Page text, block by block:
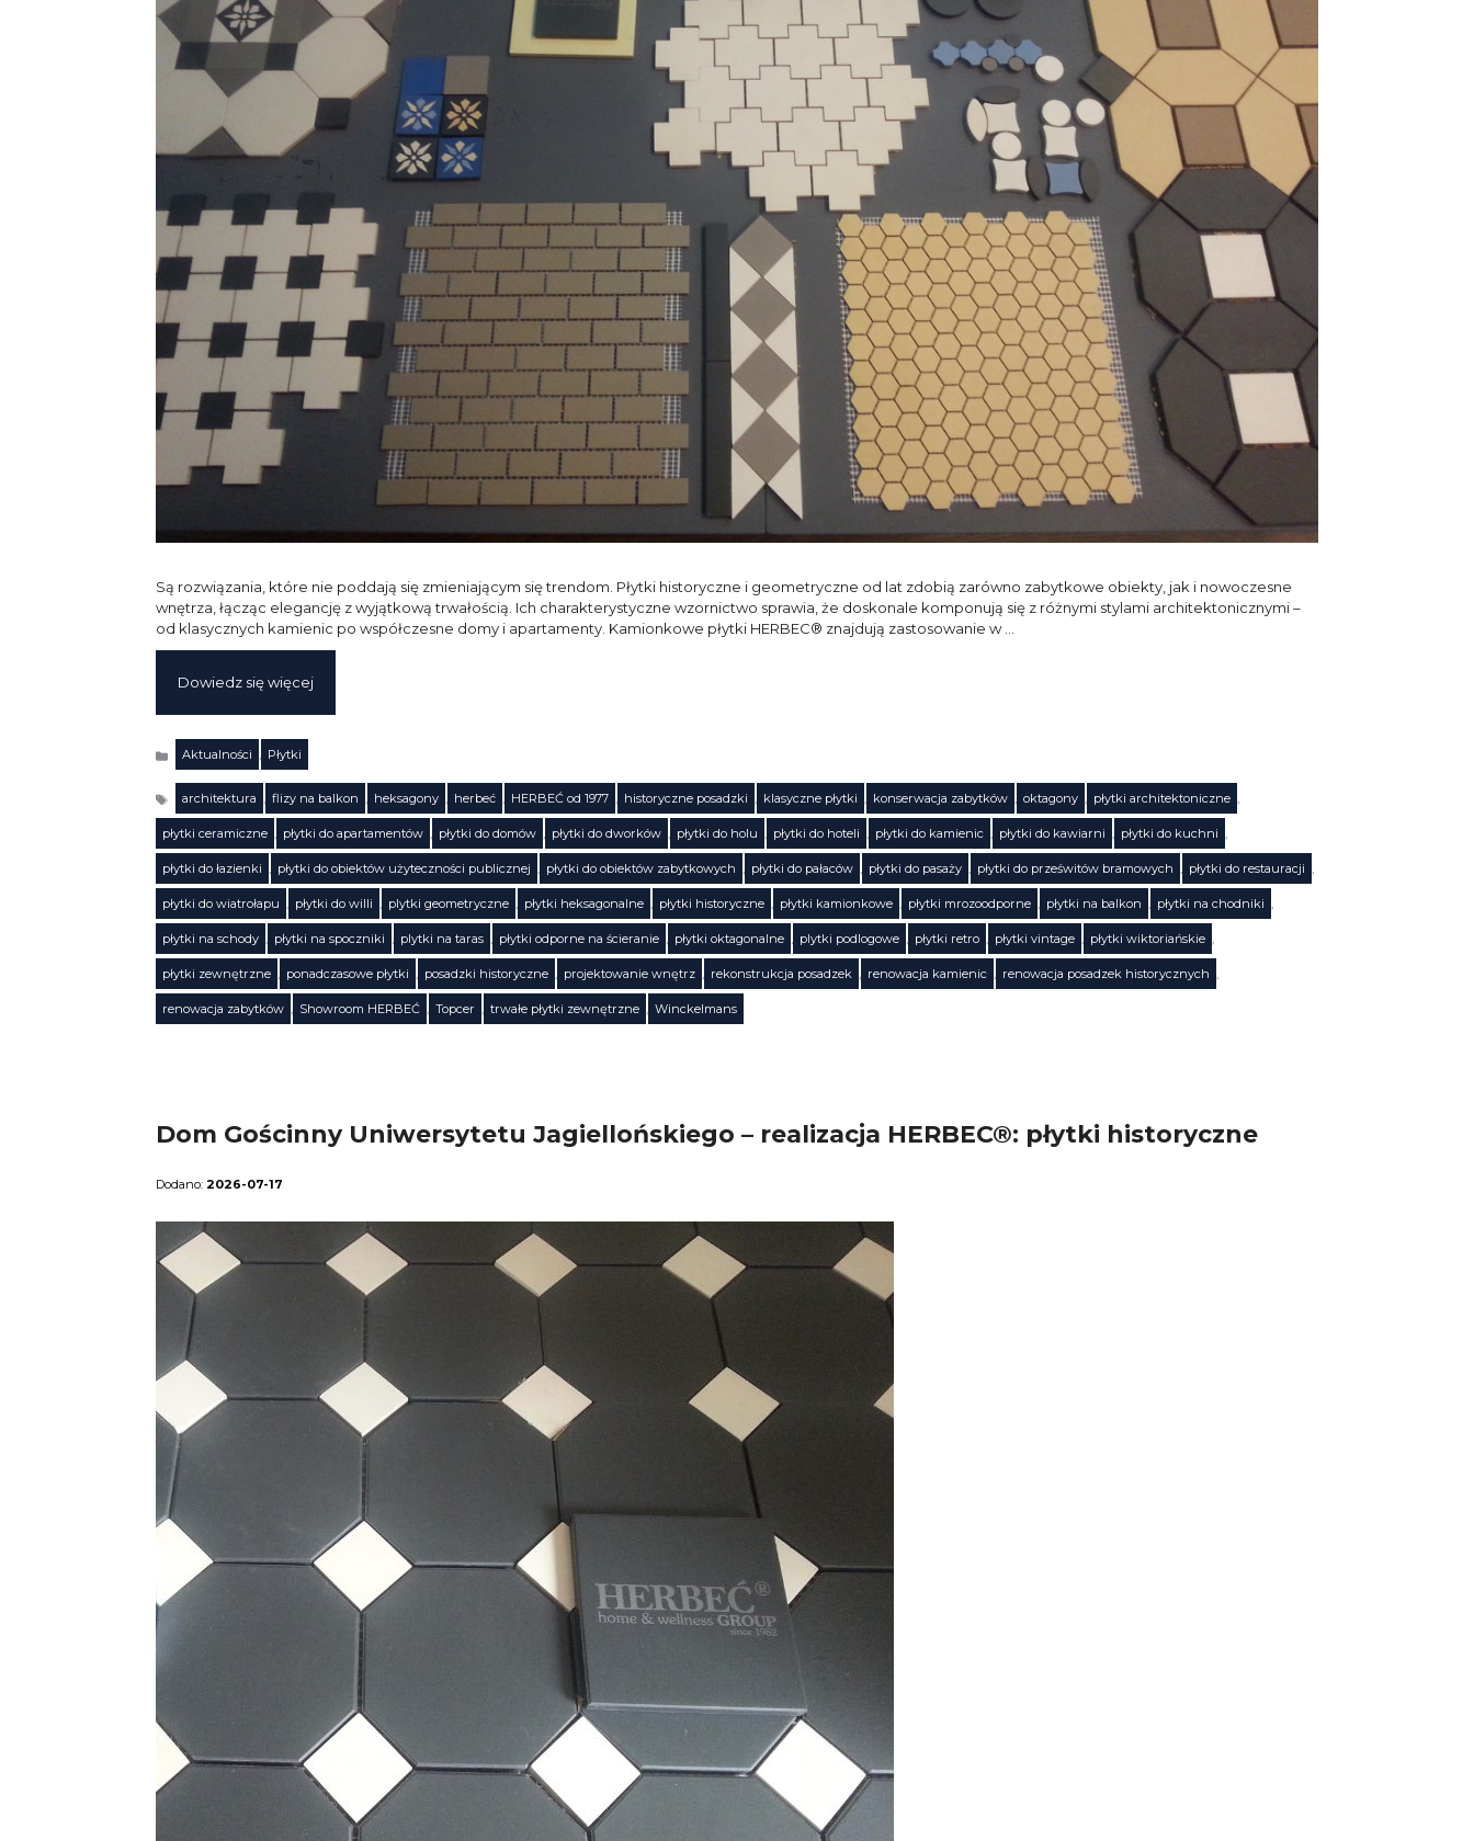
Są rozwiązania, które nie poddają się zmieniającym się trendom. Płytki historyczne i geometryczne od lat zdobią zarówno zabytkowe obiekty, jak i nowoczesne
wnętrza, łącząc elegancję z wyjątkową trwałością. Ich charakterystyczne wzornictwo sprawia, że doskonale komponują się z różnymi stylami architektonicznymi –
od klasycznych kamienic po współczesne domy i apartamenty. Kamionkowe płytki HERBEC® znajdują zastosowanie w …
Dowiedz się więcej
KategorieAktualności , Płytki
Tagi
architektura , flizy na balkon , heksagony , herbeć , HERBEĆ od 1977 , historyczne posadzki , klasyczne płytki , konserwacja zabytków , oktagony , płytki architektoniczne ,
płytki ceramiczne , płytki do apartamentów , płytki do domów , płytki do dworków , płytki do holu , płytki do hoteli , płytki do kamienic , płytki do kawiarni , płytki do kuchni ,
płytki do łazienki , płytki do obiektów użyteczności publicznej , płytki do obiektów zabytkowych , płytki do pałaców , płytki do pasaży , płytki do prześwitów bramowych , płytki do restauracji ,
płytki do wiatrołapu , płytki do willi , plytki geometryczne , płytki heksagonalne , płytki historyczne , płytki kamionkowe , płytki mrozoodporne , płytki na balkon , płytki na chodniki ,
płytki na schody , płytki na spoczniki , plytki na taras , płytki odporne na ścieranie , płytki oktagonalne , plytki podlogowe , płytki retro , płytki vintage , płytki wiktoriańskie ,
płytki zewnętrzne , ponadczasowe płytki , posadzki historyczne , projektowanie wnętrz , rekonstrukcja posadzek , renowacja kamienic , renowacja posadzek historycznych ,
renowacja zabytków , Showroom HERBEĆ , Topcer , trwałe płytki zewnętrzne , Winckelmans
Dom Gościnny Uniwersytetu Jagiellońskiego – realizacja HERBEC®: płytki historyczne
2026-07-17